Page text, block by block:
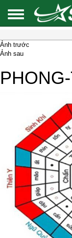
Ảnh trước
Ảnh sau